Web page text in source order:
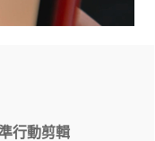
行動剪輯